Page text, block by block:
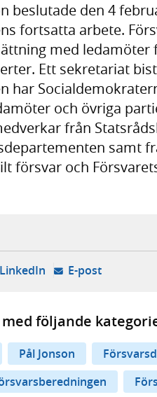
beslutade den 4
fortsatta arbete.
med
Ett sekretariat
har
och övriga
från
samt
försvar och
ny flik, extern webbplats,
i ny flik, extern
LinkedIn- öppnas i ny flik,
E-post- öppnar
följande
Pål Jonson